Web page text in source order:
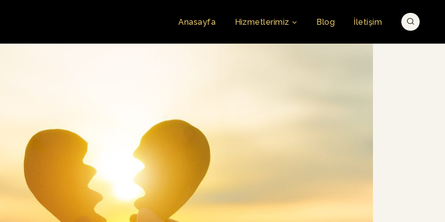
Anasayfa Hizmetlerimiz Blog İletişim